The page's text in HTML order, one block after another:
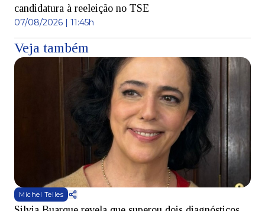
candidatura à reeleição no TSE
07/08/2026 | 11:45h
Veja também
Michel Telles